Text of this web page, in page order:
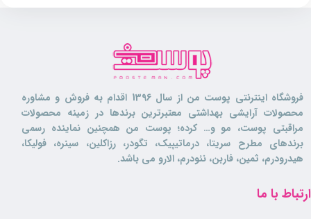
همراه دارد. همچنین طراحی زیبا و مدرن بطری، جلوه‌ ای شیک به محصول
بخشیده و آن را به انتخابی مناسب برای استفاده شخصی یا هدیه تبدیل کرده
بادی اسپلش ایو سو سکسی ویکتوریا بیوتی
برای چه کسانی مناسب است؟
خانم هایی که به دنبال بادی اسپلشی با ماندگاری بالا و پخش بوی قوی
بادی اسپلش
فروشگاه اینترنتی پوست من از سال 1396 اقدام به فروش و مشاوره
محصولات آرایشی بهداشتی معتبرترین برندها در زمینه محصولات
مراقبتی پوست، مو و… کرده؛ پوست من همچنین نماینده رسمی
برندهای مطرح سریتا، درماتیپیک، تگودر، رزاکلین، سینره، فولیکا،
هیدرودرم، ثمین، فاربن، نئودرم، الارو می باشد.
ارتباط با ما